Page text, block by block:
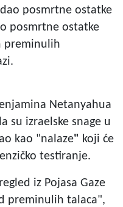
posmrtne ostatke
posmrtne ostatke
preminulih
Netanyahua
su izraelske snage u
kao "nalaze" koji će
testiranje.
iz Pojasa Gaze
preminulih talaca",